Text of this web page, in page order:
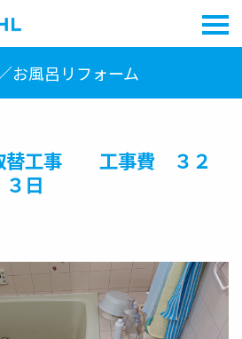
お風呂リフォーム
替工事 工事費 ３２
日